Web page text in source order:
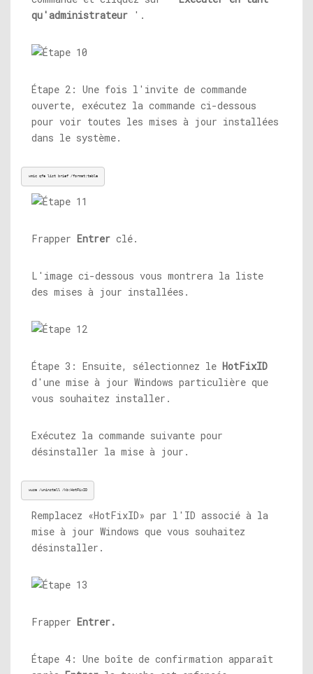
qu'administrateur '.
Étape 2: Une fois l'invite de commande
ouverte, exécutez la commande ci-dessous
pour voir toutes les mises à jour installées
dans le système.
wmic qfe list brief /format:table
Frapper Entrer clé.
L'image ci-dessous vous montrera la liste
des mises à jour installées.
Étape 3: Ensuite, sélectionnez le HotFixID
d'une mise à jour Windows particulière que
vous souhaitez installer.
Exécutez la commande suivante pour
désinstaller la mise à jour.
wusa /uninstall /kb:HotFixID
Remplacez «HotFixID» par l'ID associé à la
mise à jour Windows que vous souhaitez
désinstaller.
Frapper Entrer.
Étape 4: Une boîte de confirmation apparaît